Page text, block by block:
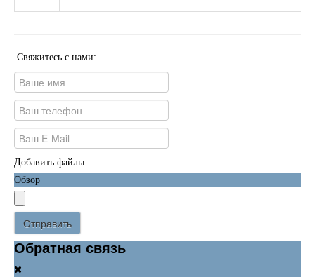
Свяжитесь с нами:
Добавить файлы
Обзор
Отправить
Обратная связь